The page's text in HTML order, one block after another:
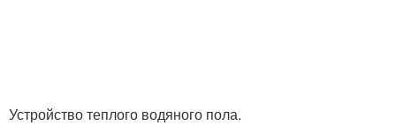
Устройство теплого водяного пола.